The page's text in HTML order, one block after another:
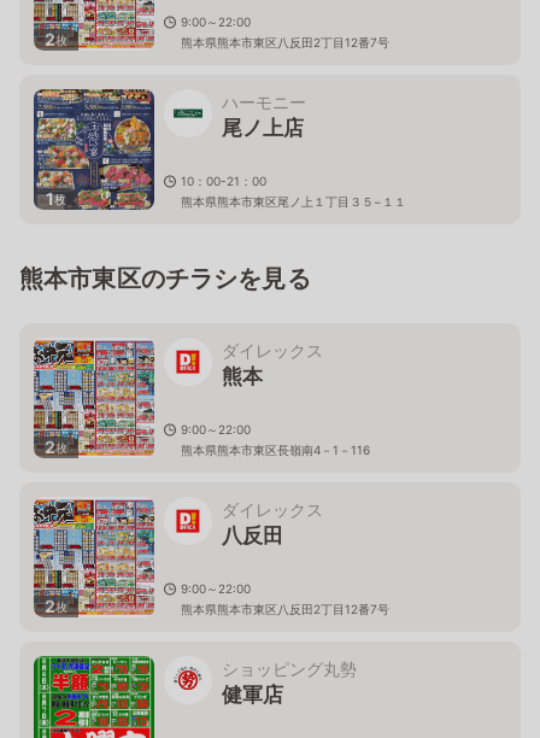
2枚
9:00～22:00
熊本県熊本市東区八反田2丁目12番7号
1枚
ハーモニー
尾ノ上店
10：00-21：00
熊本県熊本市東区尾ノ上１丁目３５−１１
熊本市東区のチラシを見る
2枚
ダイレックス
熊本
9:00～22:00
熊本県熊本市東区長嶺南4－1－116
2枚
ダイレックス
八反田
9:00～22:00
熊本県熊本市東区八反田2丁目12番7号
ショッピング丸勢
健軍店